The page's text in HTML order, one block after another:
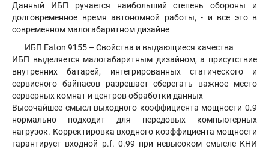
Данный ИБП ручается наибольший степень обороны и
долговременное время автономной работы, - и все это в
современном малогабаритном дизайне
ИБП Eaton 9155 – Свойства и выдающиеся качества
ИБП выделяется малогабаритным дизайном, а присутствие
внутренних батарей, интегрированных статического и
сервисного байпасов разрешает сберегать важное место
серверных комнат и центров обработки данных
Высочайшее смысл выходного коэффициента мощности 0.9
нормально подходит для передовых компьютерных
нагрузок. Корректировка входного коэффициента мощности
гарантирует входной p.f. 0.99 при невысоком смысле КНИ